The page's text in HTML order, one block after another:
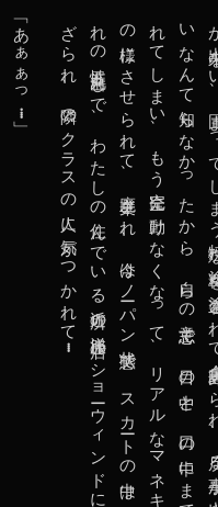
・
「あぁぁっ・・・・」